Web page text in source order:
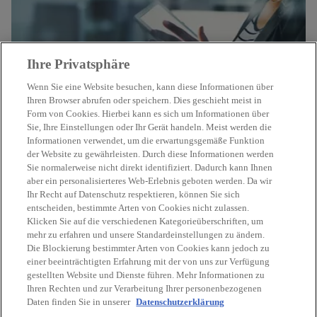
t
g
e
ö
ff
n
e
t
Kontakt
Aktuelles
Karriere
w
i
r
d
w
i
r
d
w
i
r
d
w
i
r
d
w
i
r
Rechtliche HinweiseDatenschutz BarrierefreiheitHilfeImpressum
Ihre Privatsphäre
Wenn Sie eine Website besuchen, kann diese Informationen über
Ihren Browser abrufen oder speichern. Dies geschieht meist in
Form von Cookies. Hierbei kann es sich um Informationen über
Sie, Ihre Einstellungen oder Ihr Gerät handeln. Meist werden die
Informationen verwendet, um die erwartungsgemäße Funktion
der Website zu gewährleisten. Durch diese Informationen werden
Sie normalerweise nicht direkt identifiziert. Dadurch kann Ihnen
aber ein personalisierteres Web-Erlebnis geboten werden. Da wir
Ihr Recht auf Datenschutz respektieren, können Sie sich
entscheiden, bestimmte Arten von Cookies nicht zulassen.
Klicken Sie auf die verschiedenen Kategorieüberschriften, um
mehr zu erfahren und unsere Standardeinstellungen zu ändern.
Die Blockierung bestimmter Arten von Cookies kann jedoch zu
einer beeinträchtigten Erfahrung mit der von uns zur Verfügung
gestellten Website und Dienste führen. Mehr Informationen zu
Ihren Rechten und zur Verarbeitung Ihrer personenbezogenen
Daten finden Sie in unserer Datenschutzerklärung